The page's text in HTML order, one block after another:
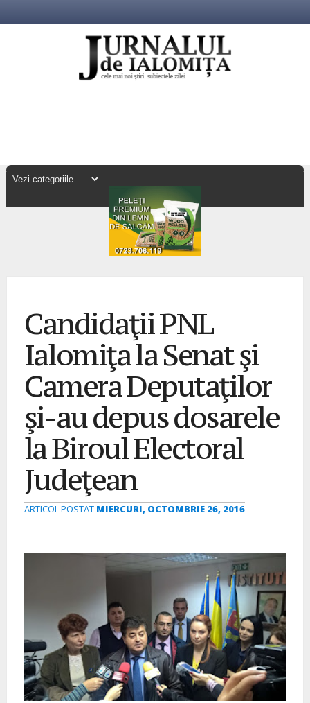
Candidaţii PNL
Ialomiţa la Senat şi
Camera Deputaţilor
şi-au depus dosarele
la Biroul Electoral
Judeţean
ARTICOL POSTAT MIERCURI, OCTOMBRIE 26, 2016